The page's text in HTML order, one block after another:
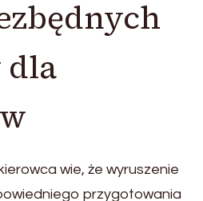
dla
wie, że wyruszenie
przygotowania